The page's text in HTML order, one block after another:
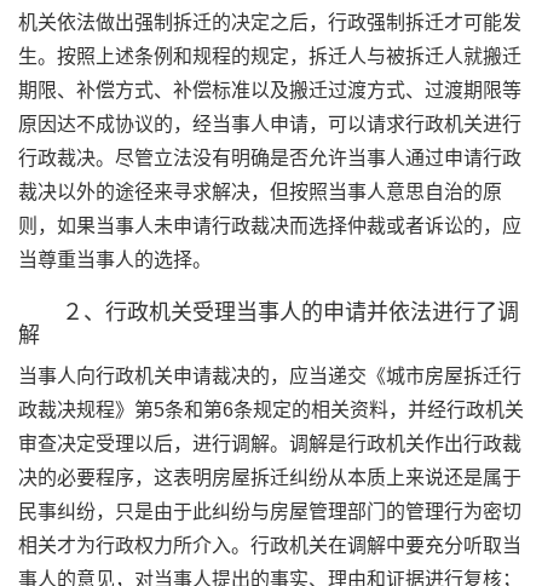
机关依法做出强制拆迁的决定之后，行政强制拆迁才可能发
生。按照上述条例和规程的规定，拆迁人与被拆迁人就搬迁
期限、补偿方式、补偿标准以及搬迁过渡方式、过渡期限等
原因达不成协议的，经当事人申请，可以请求行政机关进行
行政裁决。尽管立法没有明确是否允许当事人通过申请行政
裁决以外的途径来寻求解决，但按照当事人意思自治的原
则，如果当事人未申请行政裁决而选择仲裁或者诉讼的，应
当尊重当事人的选择。
２、行政机关受理当事人的申请并依法进行了调
解
当事人向行政机关申请裁决的，应当递交《城市房屋拆迁行
政裁决规程》第5条和第6条规定的相关资料，并经行政机关
审查决定受理以后，进行调解。调解是行政机关作出行政裁
决的必要程序，这表明房屋拆迁纠纷从本质上来说还是属于
民事纠纷，只是由于此纠纷与房屋管理部门的管理行为密切
相关才为行政权力所介入。行政机关在调解中要充分听取当
事人的意见，对当事人提出的事实、理由和证据进行复核；